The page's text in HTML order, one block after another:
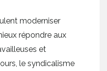
moderniser
répondre aux
et
le syndicalisme